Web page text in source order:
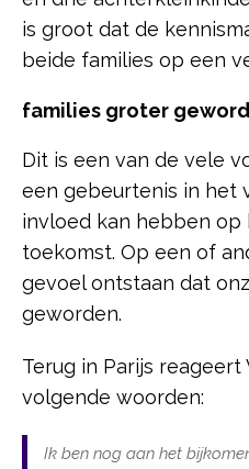
is groot dat de
beide families op een
families groter
Dit is een van de vele
een gebeurtenis in het
invloed kan hebben op
toekomst. Op een of
gevoel ontstaan dat
geworden.
Terug in Parijs
volgende woorden:
Ik ben nog aan het